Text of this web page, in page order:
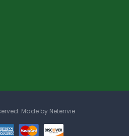
Made by Netenvie